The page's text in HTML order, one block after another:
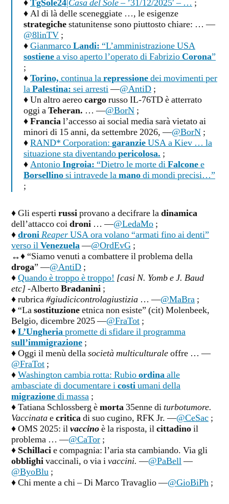
♦TgSole24|Casa del Sole– ’31/12/2025′ – … ;
♦ Al di là delle sceneggiate …, le esigenze
strategichestatunitense sono piuttosto chiare: … —
@8linTV ;
♦GianmarcoLandi: “L’amministrazione USA
sostienea viso aperto l’operato di FabrizioCorona”
;
♦Torino, continua larepressionedei movimenti per
laPalestina: sei arresti—@AntiD ;
♦ Un altro aereocargorusso IL-76TD è atterrato
oggi aTeheran. … —@BorN ;
♦Francial’accesso ai social media sarà vietato ai
minori di 15 anni, da settembre 2026, —@BorN ;
♦RAND* Corporation: garanzieUSA a Kiev … la
situazione sta diventandopericolosa. ;
♦AntonioIngroia: “Dietro le morte diFalconee
Borsellinosi intravede lamanodi mondi precisi…”
;
♦ Gli espertirussiprovano a decifrare ladinamica
dell’attacco coidroni … —@LedaMo ;
♦droniReaperUSA ora volano “armati fino ai denti”
verso ilVenezuela—@OrdEvG ;
↔♦ “Siamo venuti a combattere il problema della
droga” —@AntiD ;
♦Quando è troppo è troppo! [casi N. Yomb e J. Baud
etc]-AlbertoBradanini ;
♦ rubrica#giudicicontrolagiustizia … —@MaBra ;
♦ “Lasostituzioneetnica non esiste” (cit) Molenbeek,
Belgio, dicembre 2025 —@FraTot ;
♦L’Ungheriapromette di sfidare il programma
sull’immigrazione ;
♦ Oggi il menù dellasocietà multiculturaleoffre … —
@FraTot ;
♦Washington cambia rotta: Rubioordinaalle
ambasciate di documentare icostiumani della
migrazionedi massa ;
♦ Tatiana Schlossberg èmorta35enne diturbotumore.
Vaccinataecriticadi suo cugino, RFK Jr. —@CeSac ;
♦ OMS 2025: ilvaccinoè la risposta, ilcittadinoil
problema … —@CaTor ;
♦ Schillacie compagnia: l’aria sta cambiando. Via gli
obblighivaccinali, o via ivaccini. —@PaBell—
@ByoBlu ;
♦ Chi mente a chi – Di Marco Travaglio —@GioBiPh ;